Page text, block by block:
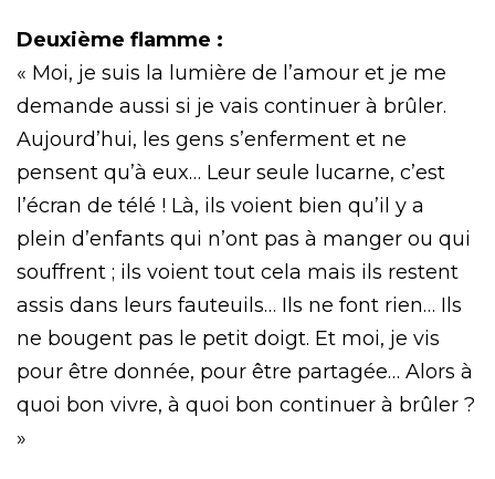
Deuxième flamme :
« Moi, je suis la lumière de l’amour et je me
demande aussi si je vais continuer à brûler.
Aujourd’hui, les gens s’enferment et ne
pensent qu’à eux… Leur seule lucarne, c’est
l’écran de télé ! Là, ils voient bien qu’il y a
plein d’enfants qui n’ont pas à manger ou qui
souffrent ; ils voient tout cela mais ils restent
assis dans leurs fauteuils… Ils ne font rien… Ils
ne bougent pas le petit doigt. Et moi, je vis
pour être donnée, pour être partagée… Alors à
quoi bon vivre, à quoi bon continuer à brûler ?
»